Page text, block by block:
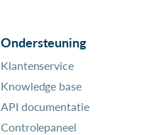
Ondersteuning
Klantenservice
Knowledge base
API documentatie
Controlepaneel